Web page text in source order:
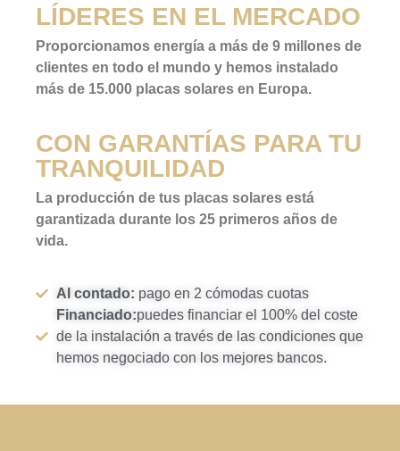
LÍDERES EN EL MERCADO
Proporcionamos energía a más de 9 millones de
clientes en todo el mundo y hemos instalado
más de 15.000 placas solares en Europa.
CON GARANTÍAS PARA TU
TRANQUILIDAD
La producción de tus placas solares está
garantizada durante los 25 primeros años de
vida.
Al contado: pago en 2 cómodas cuotas
Financiado:puedes financiar el 100% del coste
de la instalación a través de las condiciones que
hemos negociado con los mejores bancos.